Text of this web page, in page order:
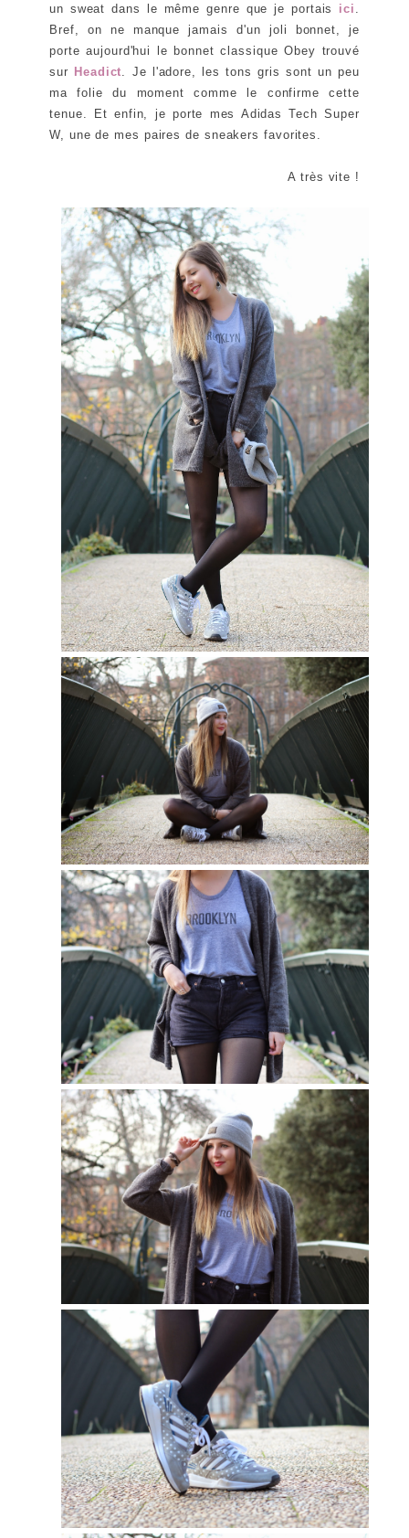
un sweat dans le même genre que je portais ici
Bref, on ne manque jamais d'un joli bonnet, je
porte aujourd'hui le bonnet classique Obey trouvé
sur Headict . Je l'adore, les tons gris sont un peu
ma folie du moment comme le confirme cette
tenue. Et enfin, je porte mes Adidas Tech Super
W, une de mes paires de sneakers favorites.
A très vite !